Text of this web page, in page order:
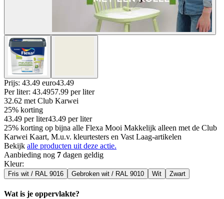
Prijs: 43.49 euro43.49
Per liter: 43.4957.99 per liter
32.62 met Club Karwei
25% korting
43.49 per liter43.49 per liter
25% korting op bijna alle Flexa Mooi Makkelijk alleen met de Club
Karwei Kaart, M.u.v. kleurtesters en Vast Laag-artikelen
Bekijk alle producten uit deze actie.
Aanbieding nog 7 dagen geldig
Kleur:
Fris wit / RAL 9016 Gebroken wit / RAL 9010 Wit Zwart
Wat is je oppervlakte?